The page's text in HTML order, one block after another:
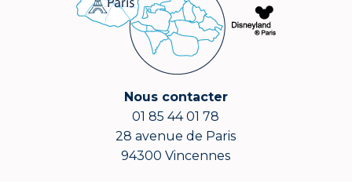
Nous contacter
01 85 44 01 78
28 avenue de Paris
94300 Vincennes